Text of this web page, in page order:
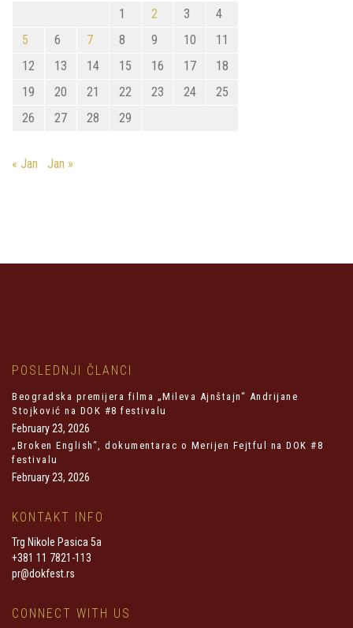
1
2 3
4
5
6 7 8 9 10
11
12
13 14 15 16 17
18
19
20 21 22 23 24
25
26
27 28 29
« Jan Jan »
POSLEDNJI ČLANCI
Beogradska premijera filma „Mileva Ajnštajn“ Andrijane
Stojković na DOK #8 festivalu
February 23, 2026
„Broken English“, dokumentarac o Merijen Fejtful na DOK #8
festivalu
February 23, 2026
KONTAKT INFO
Trg Nikole Pasica 5a
+381 11 7821-113
pr@dokfest.rs
CONNECT WITH US